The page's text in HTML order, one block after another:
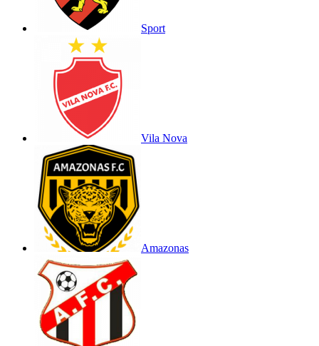
Sport
Vila Nova
Amazonas